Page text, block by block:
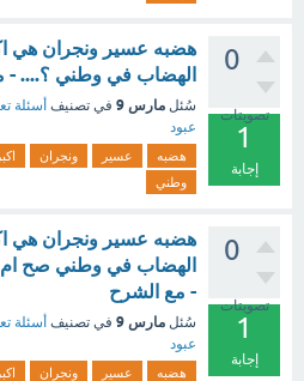
0
تصويتات
1
إجابة
هضبه عسير ونجران هي
الهضاب في وطني ؟.... -
سُئل مارس 9 في تصنيف أسئلة
عبود
هضبه عسير ونجران اكبر
وطني
0
تصويتات
1
إجابة
هضبه عسير ونجران هي
الهضاب في وطني صح
- مع الشرح
سُئل مارس 9 في تصنيف أسئلة
عبود
هضبه عسير ونجران اكبر